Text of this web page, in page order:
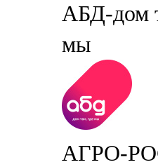
АБД-дом
мы
АГРО-